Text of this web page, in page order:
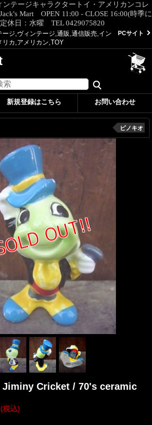
テージキャラクタートイ・アメリカンコレ
Mart OPEN 11:00 - CLOSE 16:00(時季に
休日：水曜 TEL 0429075820
ジ,ヴィンテージ,通販,通信販売,イン
リカ,アメリカン,TOY
PCサイト
新規登録はこちら お問い合わせ
ピノキオ
Jiminy Cricket / 70's ceramic
(税込)